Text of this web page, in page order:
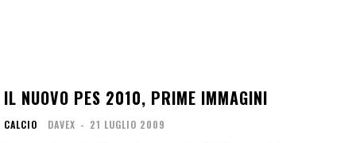
IL NUOVO PES 2010, PRIME IMMAGINI
CALCIO DAVEX - 21 LUGLIO 2009